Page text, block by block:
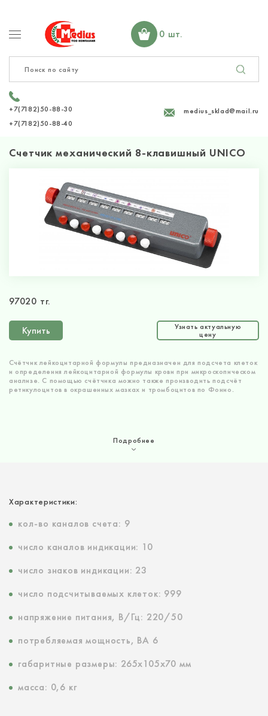
0 шт.
+7(7182)50-88-30
+7(7182)50-88-40
medius_sklad@mail.ru
Счетчик механический 8-клавишный UNICO
Счётчик лейкоцитарной формулы предназначен для подсчета клеток
и определения лейкоцитарной формулы крови при микроскопическом
анализе. С помощью счётчика можно также производить подсчёт
ретикулоцитов в окрашенных мазках и тромбоцитов по Фонио.
97020 тг.
Купить
Узнать актуальную
цену
Подробнее
Характеристики:
кол-во каналов счета: 9
число каналов индикации: 10
число знаков индикации: 23
число подсчитываемых клеток: 999
напряжение питания, В/Гц: 220/50
потребляемая мощность, ВА 6
габаритные размеры: 265х105х70 мм
масса: 0,6 кг